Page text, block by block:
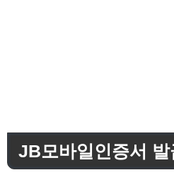
JB모바일인증서